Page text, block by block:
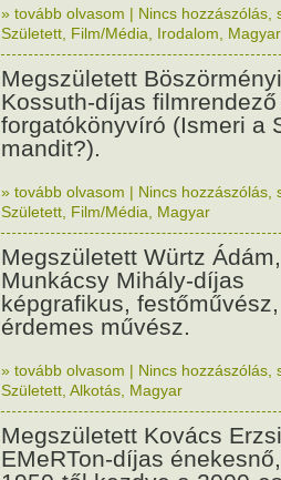
» tovább olvasom | Nincs hozzászólás,
Született Film/Média Irodalom Magyar
Megszületett
Kossuth-díjas filmrendező
forgatókönyvíró (Ismeri a
mandit?).
» tovább olvasom | Nincs hozzászólás,
Született Film/Média Magyar
Megszületett Würtz Ádám,
Munkácsy Mihály-díjas
képgrafikus, festőművész,
érdemes művész.
» tovább olvasom | Nincs hozzászólás,
Született Alkotás Magyar
Megszületett Kovács
EMeRTon-díjas